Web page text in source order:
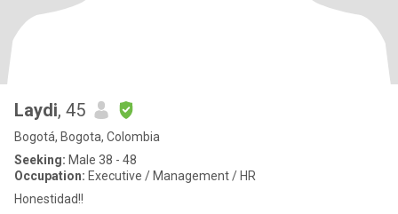
Laydi, 45
Bogotá, Bogota, Colombia
Seeking: Male 38 - 48
Occupation: Executive / Management / HR
Honestidad!!